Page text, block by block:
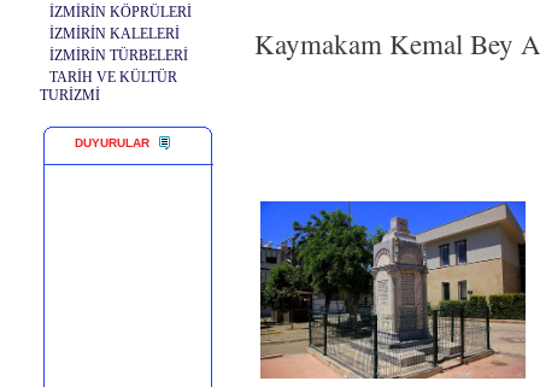
İZMİRİN KÖPRÜLERİ
İZMİRİN KALELERİ
İZMİRİN TÜRBELERİ
TARİH VE KÜLTÜR
TURİZMİ
DUYURULAR
Kaymakam Kemal Bey